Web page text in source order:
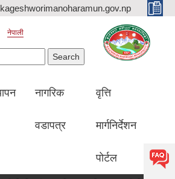
नेपाली
नागरिक
वडापत्र
वृत्ति
मार्गनिर्देशन
पोर्टल